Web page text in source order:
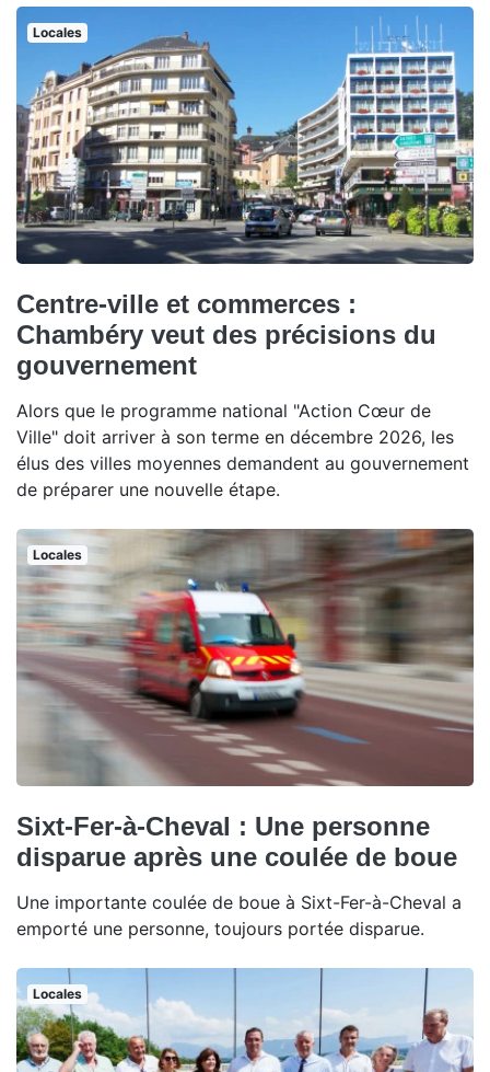
Locales
Centre-ville et commerces :
Chambéry veut des précisions du
gouvernement
Alors que le programme national "Action Cœur de
Ville" doit arriver à son terme en décembre 2026, les
élus des villes moyennes demandent au gouvernement
de préparer une nouvelle étape.
Locales
Sixt-Fer-à-Cheval : Une personne
disparue après une coulée de boue
Une importante coulée de boue à Sixt-Fer-à-Cheval a
emporté une personne, toujours portée disparue.
Locales